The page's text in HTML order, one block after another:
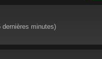
minutes)